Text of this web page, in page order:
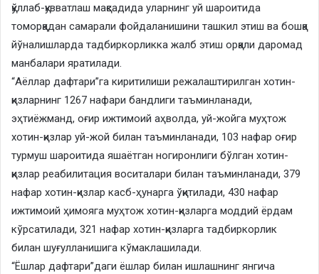
қўллаб-қувватлаш мақсадида уларнинг уй шароитида
томорқадан самарали фойдаланишини ташкил этиш ва бошқа
йўналишларда тадбиркорликка жалб этиш орқали даромад
манбалари яратилади.
“Аёллар дафтари”га киритилиши режалаштирилган хотин-
қизларнинг 1267 нафари бандлиги таъминланади,
эҳтиёжманд, оғир ижтимоий аҳволда, уй-жойга муҳтож
хотин-қизлар уй-жой билан таъминланади, 103 нафар оғир
турмуш шароитида яшаётган ногиронлиги бўлган хотин-
қизлар реабилитация воситалари билан таъминланади, 379
нафар хотин-қизлар касб-ҳунарга ўқитилади, 430 нафар
ижтимоий ҳимояга муҳтож хотин-қизларга моддий ёрдам
кўрсатилади, 321 нафар хотин-қизларга тадбиркорлик
билан шуғулланишига кўмаклашилади.
“Ёшлар дафтари”даги ёшлар билан ишлашнинг янгича